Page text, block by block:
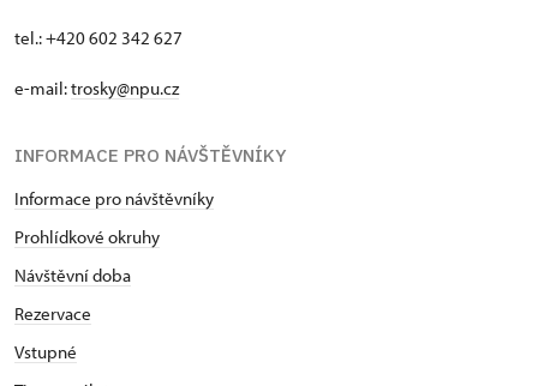
tel.: +420 602 342 627
e-mail:trosky@npu.cz
INFORMACE PRO NÁVŠTĚVNÍKY
Informace pro návštěvníky
Prohlídkové okruhy
Návštěvní doba
Rezervace
Vstupné